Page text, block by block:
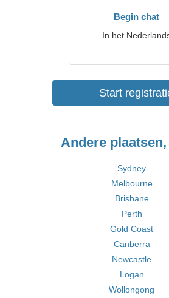
Begin chat
In het
Start
Andere
Sydney
Melbourne
Brisbane
Perth
Gold Coast
Canberra
Newcastle
Logan
Wollongong